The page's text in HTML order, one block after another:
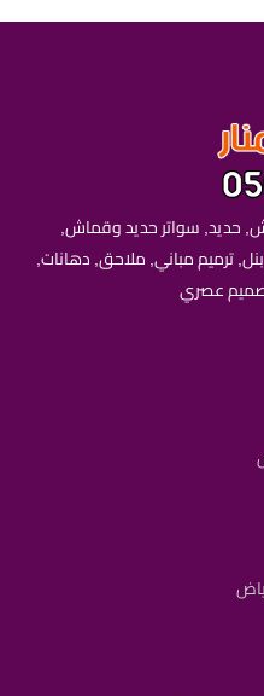
حديد, سواتر حديد وقماش,
ترميم مباني, ملاحق, دهانات,
عصري